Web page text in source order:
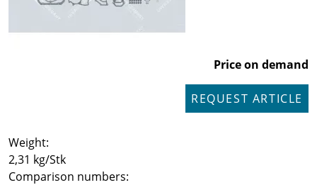
Price on demand
REQUEST ARTICLE
Weight:
2,31 kg/Stk
Comparison numbers: